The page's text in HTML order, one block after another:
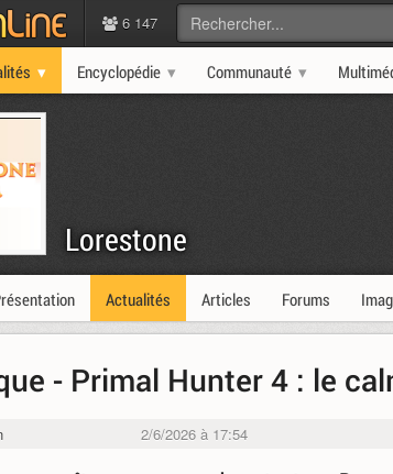
6 147
Encyclopédie Communauté
Lorestone
Actualités Articles Forums
- Primal Hunter 4 : le
2/6/2026 à 17:54